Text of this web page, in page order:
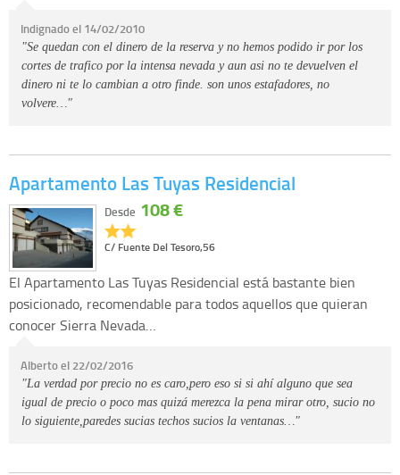
Indignado el 14/02/2010
"Se quedan con el dinero de la reserva y no hemos podido ir por los
cortes de trafico por la intensa nevada y aun asi no te devuelven el
dinero ni te lo cambian a otro finde. son unos estafadores, no
volvere…"
Apartamento Las Tuyas Residencial
C/ Fuente Del Tesoro,56
Desde 108 €
El Apartamento Las Tuyas Residencial está bastante bien
posicionado, recomendable para todos aquellos que quieran
conocer Sierra Nevada…
Alberto el 22/02/2016
"La verdad por precio no es caro,pero eso si si ahí alguno que sea
igual de precio o poco mas quizá merezca la pena mirar otro, sucio no
lo siguiente,paredes sucias techos sucios la ventanas…"